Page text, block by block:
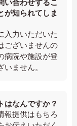
い合わせするこ
が知られてしま
入力いただいた
ございませんの
病院や施設が登
ません。
はなんですか？
報提供はもちろ